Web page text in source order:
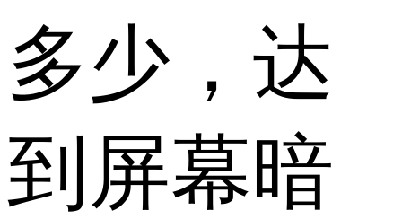
多少，达
到屏幕暗